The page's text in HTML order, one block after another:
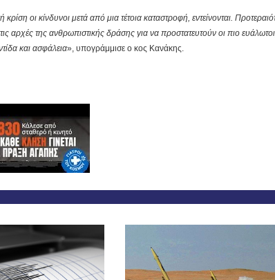
οι κίνδυνοι μετά από μια τέτοια καταστροφή, εντείνονται.
αρχές της ανθρωπιστικής δράσης για να προστατευτούν οι πιο
και ασφάλεια», υπογράμμισε ο κος Κανάκης.